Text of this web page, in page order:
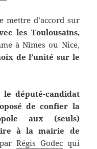
mettre d’accord sur
les Toulousains,
à Nîmes ou Nice,
de l’unité sur le
le député-candidat
de confier la
aux (seuls)
à la mairie de
Régis Godecqui